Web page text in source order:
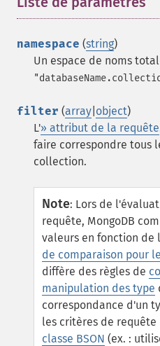
namespace (string)
Un espace de noms
filter (array object)
L'» attribut de la requête
faire correspondre tous
collection.
Note: Lors de
requête, MongoDB
valeurs en fonction de
de comparaison pour
diffère des règles de
manipulation des type
correspondance d'un
les critères de
classe BSON (ex. :